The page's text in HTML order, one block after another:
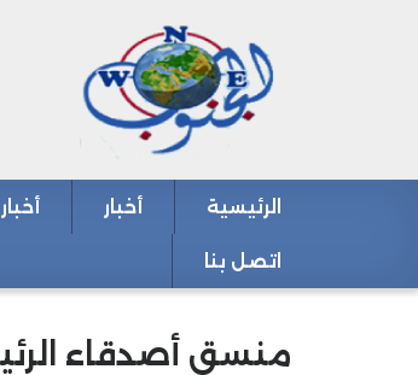
Main navigation
الرئيسية أخبار
اتصل بنا
منسق أصدقاء